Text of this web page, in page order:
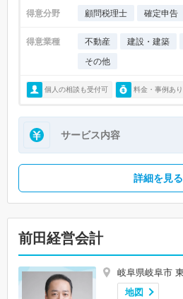
得意分野 顧問税理士 確定申告
得意業種 不動産 建設・建築
その他
個人の相談も受付可 料金・事例あり
サービス内容
詳細を見る
前田経営会計
岐阜県岐阜市
地図